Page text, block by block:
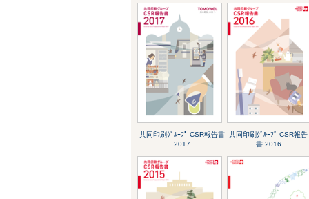
共同印刷ｸﾞﾙｰﾌﾟ CSR報告書
2017
共同印刷ｸﾞﾙｰﾌﾟ CSR報告
書 2016